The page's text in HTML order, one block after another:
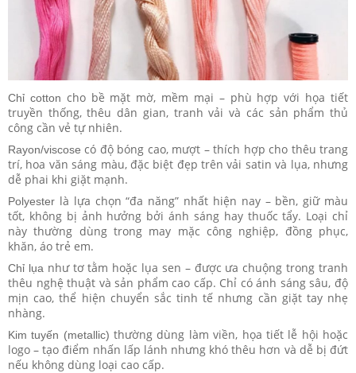
Chỉ cotton cho bề mặt mờ, mềm mại – phù hợp với họa tiết
truyền thống, thêu dân gian, tranh vải và các sản phẩm thủ
công cần vẻ tự nhiên.
Rayon/viscose có độ bóng cao, mượt – thích hợp cho thêu trang
trí, hoa văn sáng màu, đặc biệt đẹp trên vải satin và lụa, nhưng
dễ phai khi giặt mạnh.
Polyester là lựa chọn “đa năng” nhất hiện nay – bền, giữ màu
tốt, không bị ảnh hưởng bởi ánh sáng hay thuốc tẩy. Loại chỉ
này thường dùng trong may mặc công nghiệp, đồng phục,
khăn, áo trẻ em.
Chỉ lụa như tơ tằm hoặc lụa sen – được ưa chuộng trong tranh
thêu nghệ thuật và sản phẩm cao cấp. Chỉ có ánh sáng sâu, độ
mịn cao, thể hiện chuyển sắc tinh tế nhưng cần giặt tay nhẹ
nhàng.
Kim tuyến (metallic) thường dùng làm viền, họa tiết lễ hội hoặc
logo – tạo điểm nhấn lấp lánh nhưng khó thêu hơn và dễ bị đứt
nếu không dùng loại cao cấp.